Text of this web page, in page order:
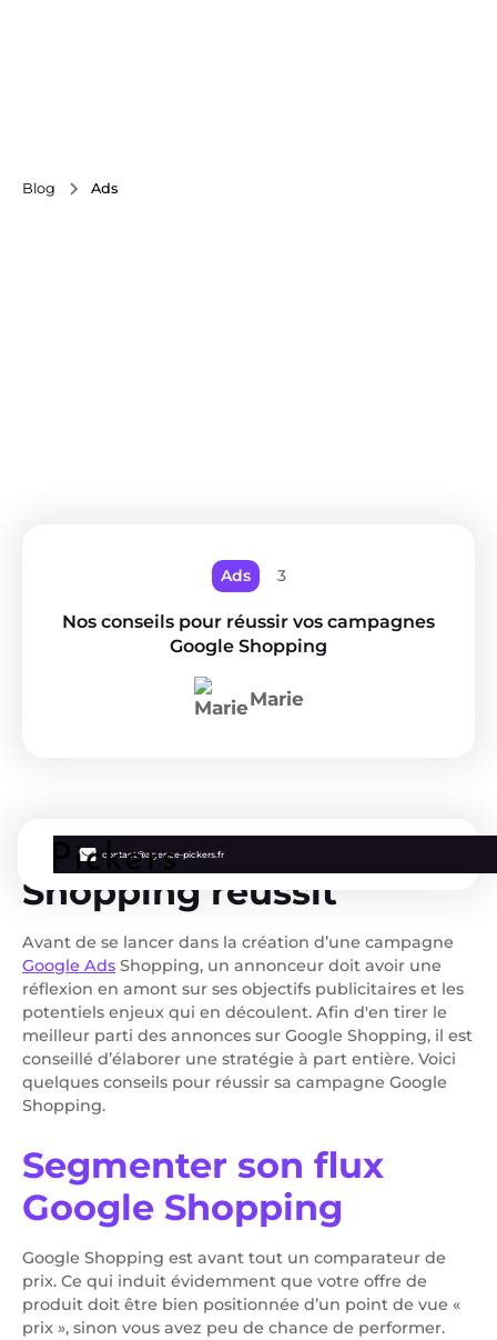
contact@agence-pickers.fr
Blog Ads
Ads 3
Nos conseils pour réussir vos campagnes
Google Shopping
Marie
Campagne Google
Shopping réussit
Avant de se lancer dans la création d’une campagne
Google Ads Shopping, un annonceur doit avoir une
réflexion en amont sur ses objectifs publicitaires et les
potentiels enjeux qui en découlent. Afin d'en tirer le
meilleur parti des annonces sur Google Shopping, il est
conseillé d’élaborer une stratégie à part entière. Voici
quelques conseils pour réussir sa campagne Google
Shopping.
Segmenter son flux
Google Shopping
Google Shopping est avant tout un comparateur de
prix. Ce qui induit évidemment que votre offre de
produit doit être bien positionnée d’un point de vue «
prix », sinon vous avez peu de chance de performer.